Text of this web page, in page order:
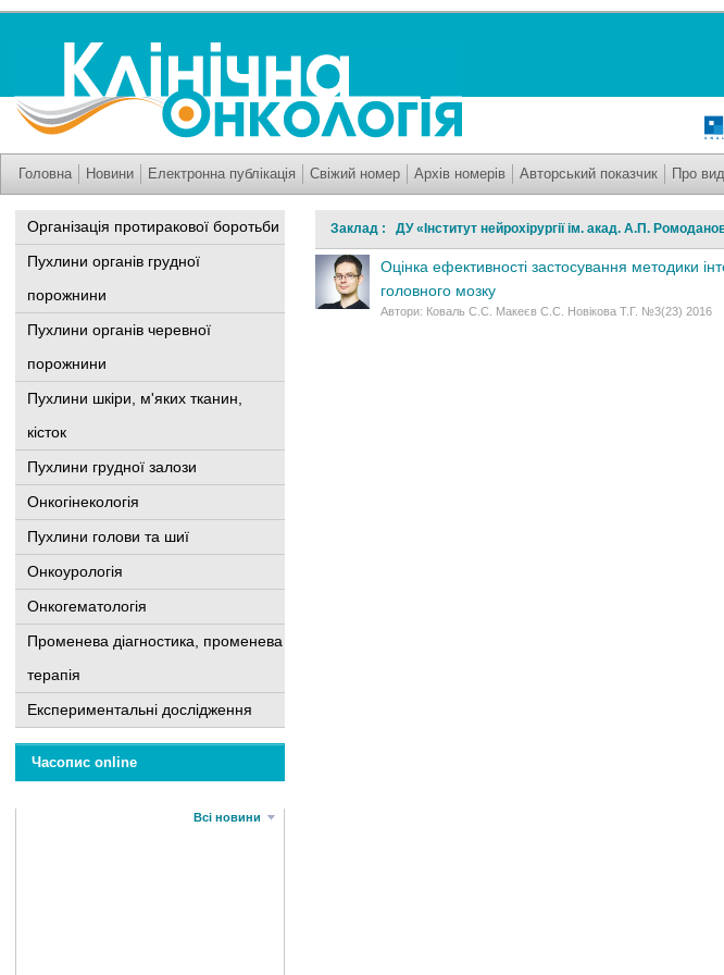
Головна Новини Електронна публікація Свіжий номер Архів номерів Авторський показчик Про
Організація протиракової боротьби
Пухлини органів грудної
порожнини
Пухлини органів черевної
порожнини
Пухлини шкіри, м'яких тканин,
кісток
Пухлини грудної залози
Онкогінекологія
Пухлини голови та шиї
Онкоурологія
Онкогематологія
Променева діагностика, променева
терапія
Експериментальні дослідження
Часопис online
Всі новини
Заклад : ДУ «Інститут нейрохірургії ім. акад. А.П.
Оцінка ефективності застосування методики
головного мозку
Автори: Коваль С.С. Макеєв С.С. Новiкова Т.Г. №3(23) 2016